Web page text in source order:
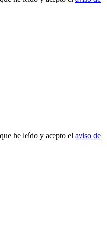
he leído y acepto el aviso de